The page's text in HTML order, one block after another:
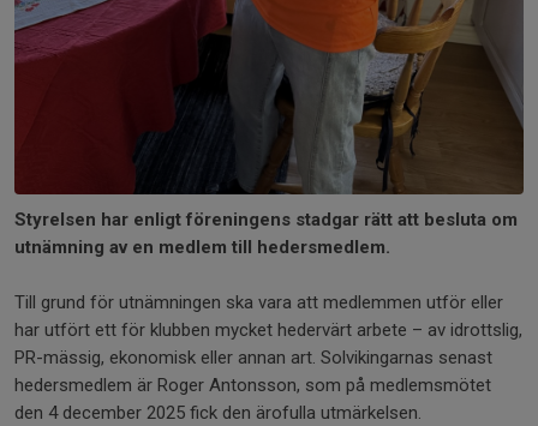
Styrelsen har enligt föreningens stadgar rätt att besluta om
utnämning av en medlem till hedersmedlem.
Till grund för utnämningen ska vara att medlemmen utför eller
har utfört ett för klubben mycket hedervärt arbete – av idrottslig,
PR-mässig, ekonomisk eller annan art. Solvikingarnas senast
hedersmedlem är Roger Antonsson, som på medlemsmötet
den 4 december 2025 fick den ärofulla utmärkelsen.